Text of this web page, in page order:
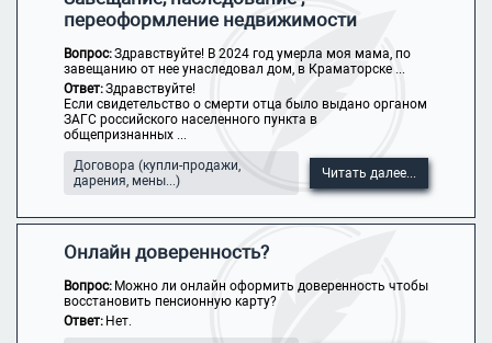
переоформление недвижимости
Вопрос:Здравствуйте! В 2024 год умерла моя мама, по
завещанию от нее унаследовал дом, в Краматорске ...
Ответ:Здравствуйте!
Если свидетельство о смерти отца было выдано органом
ЗАГС российского населенного пункта в
общепризнанных ...
Договора (купли-продажи,
дарения, мены...)
Читать далее...
Онлайн доверенность?
Вопрос: Можно ли онлайн оформить доверенность чтобы
восстановить пенсионную карту?
Ответ: Нет.